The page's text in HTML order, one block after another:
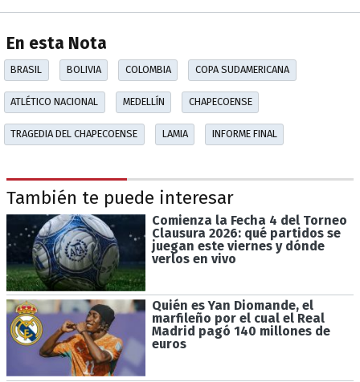
En esta Nota
BRASIL BOLIVIA COLOMBIA COPA SUDAMERICANA
ATLÉTICO NACIONAL MEDELLÍN CHAPECOENSE
TRAGEDIA DEL CHAPECOENSE LAMIA INFORME FINAL
También te puede interesar
Comienza la Fecha 4 del Torneo
Clausura 2026: qué partidos se
juegan este viernes y dónde
verlos en vivo
Quién es Yan Diomande, el
marfileño por el cual el Real
Madrid pagó 140 millones de
euros